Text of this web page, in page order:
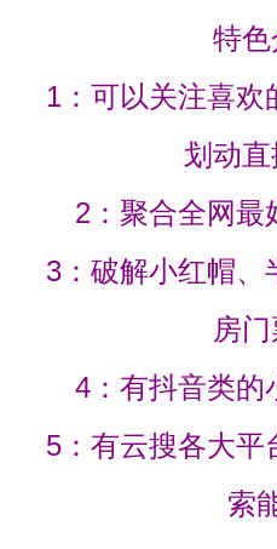
特色
1：可以关注喜欢
划动
2：聚合全网最
3：破解小红帽、
房
4：有抖音类的
5：有云搜各大平
索